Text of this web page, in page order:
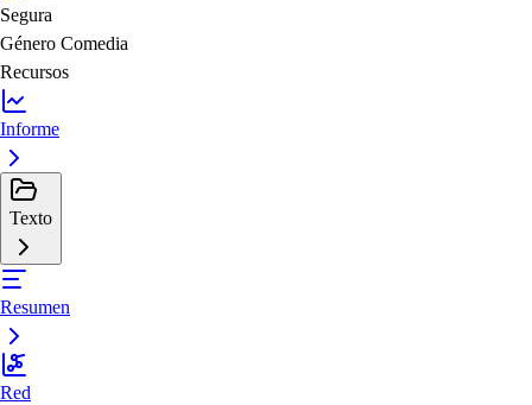
Segura
Género Comedia
Recursos
Informe
Texto
Resumen
Red